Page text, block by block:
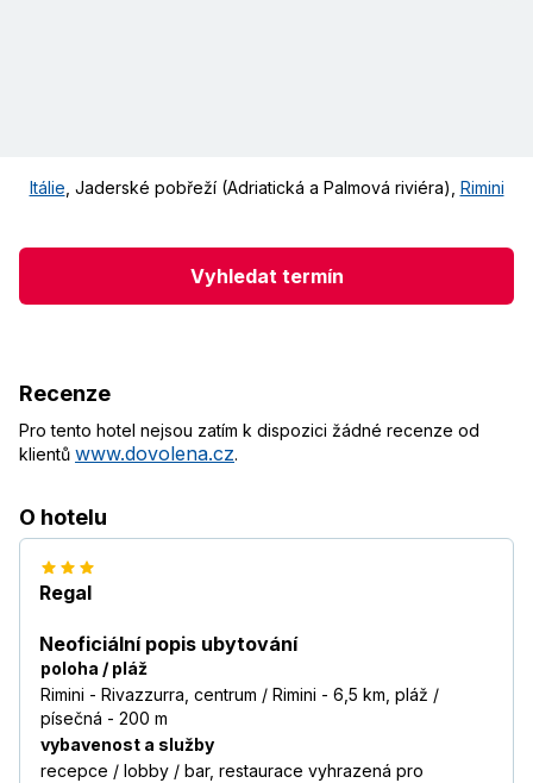
Itálie Jaderské pobřeží (Adriatická a Palmová riviéra) Rimini
Vyhledat termín
Recenze
Pro tento hotel nejsou zatím k dispozici žádné recenze od
klientů www.dovolena.cz.
O hotelu
Regal
Neoficiální popis ubytování
poloha / pláž
Rimini - Rivazzurra, centrum / Rimini - 6,5 km, pláž /
písečná - 200 m
vybavenost a služby
recepce / lobby / bar, restaurace vyhrazená pro